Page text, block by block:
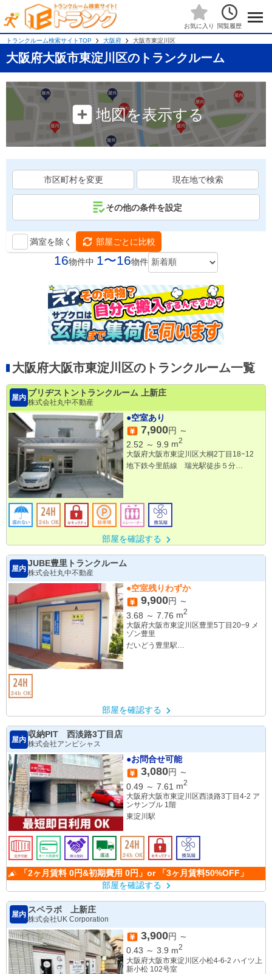
お気に入り 閲覧履歴
トランクルーム検索サイトTOP 大阪府 大阪市東淀川区
大阪府大阪市東淀川区のトランクルーム
地図を表示する
市区町村を変更 現在地で検索
その他の条件を設定
満室を除く 部屋ごとに比較
16物件中 1〜16物件
大阪府大阪市東淀川区のトランクルーム一覧
屋内
ブリヂストントランクルーム 上新庄
株式会社丸中不動産
●空室あり
7,900円 ～
2.52 ～ 9.9 m2
大阪府大阪市東淀川区大桐2丁目18−12
地下鉄今里筋線 瑞光駅徒歩５分
部屋を確認する
屋内
JUBE豊里トランクルーム
株式会社丸中不動産
●空室残りわずか
9,900円 ～
3.68 ～ 7.76 m2
大阪府大阪市東淀川区豊里5丁目20−9 メ
ゾン豊里
だいどう豊里駅
部屋を確認する
屋内
収納PIT 西淡路3丁目店
株式会社アンビシャス
●お問合せ可能
3,080円 ～
0.49 ～ 7.61 m2
大阪府大阪市東淀川区西淡路3丁目4-2 ア
ンサンブル 1階
東淀川駅
「2ヶ月賃料 0円&初期費用 0円」or 「3ヶ月賃料50%OFF」
部屋を確認する
屋内
スペラボ 上新庄
株式会社UK Corporation
3,900円 ～
0.43 ～ 3.9 m2
大阪府大阪市東淀川区小松4-6-2 ハイツ上
新小松 102号室